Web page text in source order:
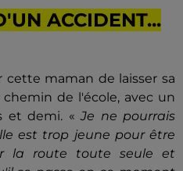
ACCIDENT...
cette maman de laisser sa
de l'école, avec un
et demi. « Je ne pourrais
est trop jeune pour être
la route toute seule et